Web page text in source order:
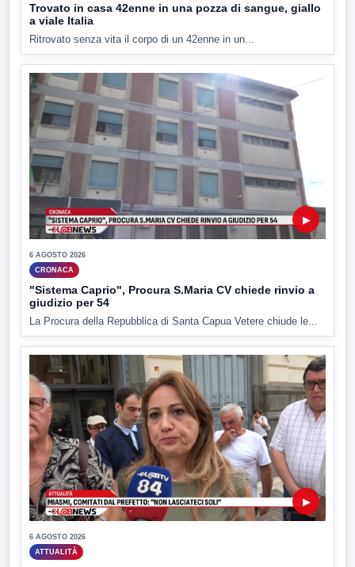
Trovato in casa 42enne in una pozza di sangue, giallo
a viale Italia
Ritrovato senza vita il corpo di un 42enne in un...
▶
6 AGOSTO 2026
CRONACA
"Sistema Caprio", Procura S.Maria CV chiede rinvio a
giudizio per 54
La Procura della Repubblica di Santa Capua Vetere chiude le...
▶
6 AGOSTO 2026
ATTUALITÀ